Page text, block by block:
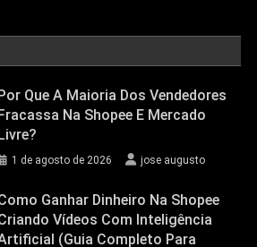
Que A Maioria Dos Vendedores
Na Shopee E Mercado
1 de agosto de 2026 jose augusto
Ganhar Dinheiro Na Shopee
Vídeos Com Inteligência
(Guia Completo Para